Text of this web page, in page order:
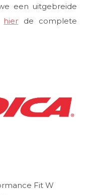
een uitgebreide
hier de complete
Fit W